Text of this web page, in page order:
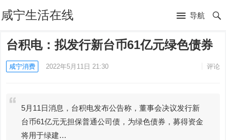
咸宁生活在线 导航
台积电：拟发行新台币61亿元绿色债券
咸宁消费 2022年5月11日 21:30 评论
5月11日消息，台积电发布公告称，董事会决议发行新
台币61亿元无担保普通公司债，为绿色债券，募得资金
将用于绿建…